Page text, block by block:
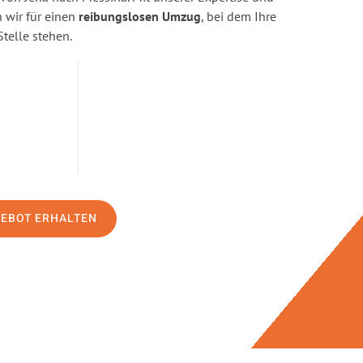
wir für einen reibungslosen Umzug, bei dem Ihre
stehen.
ERHALTEN